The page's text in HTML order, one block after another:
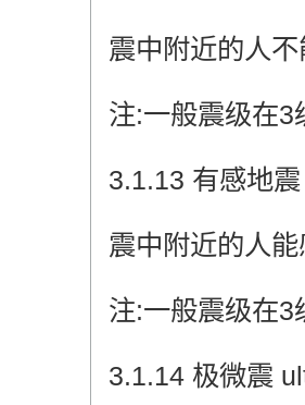
震中附近的人
注:一般震级在
3.1.13 有感地
震中附近的人
注:一般震级在
3.1.14 极微震